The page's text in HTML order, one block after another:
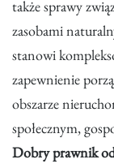
także sprawy
zasobami
stanowi
zapewnienie
obszarze
społecznym,
Dobry prawnik